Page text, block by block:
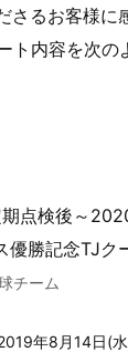
さるお客様に
ト内容を次の
点検後～
優勝記念TJク
チーム
年8月14日(